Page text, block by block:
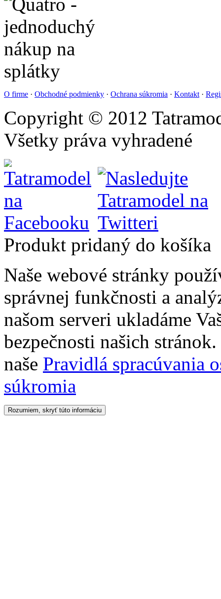
O firme · Obchodné podmienky · Ochrana súkromia · Kontakt ·
Copyright © 2012
Všetky práva vyhradené
Produkt pridaný do košíka
Naše webové stránky
správnej funkčnosti a
našom serveri ukladáme
bezpečnosti našich
naše Pravidlá spracúvania
súkromia
Rozumiem, skryť túto informáciu